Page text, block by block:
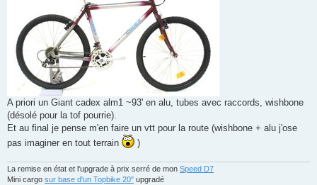
A priori un Giant cadex alm1 ~93' en alu, tubes avec raccords, wishbone
(désolé pour la tof pourrie).
Et au final je pense m'en faire un vtt pour la route (wishbone + alu j'ose
pas imaginer en tout terrain
)
La remise en état et l'upgrade à prix serré de mon Speed D7
Mini cargo sur base d'un Topbike 20" upgradé